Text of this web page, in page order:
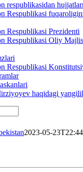
respublikasidan
Respublikasi
Respublikasi Prezidenti
Respublikasi Oliy
Respublikasi
haqidagi
2023-05-